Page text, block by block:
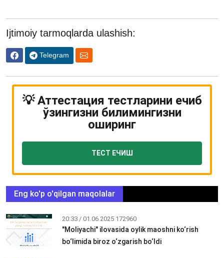
Ijtimoiy tarmoqlarda ulashish:
Telegram
💡 Аттестация тестларини ечиб
ўзингизни билимингизни
оширинг
ТЕСТ ЕЧИШ
Eng ko'p o'qilgan maqolalar
20:33 / 01.06.2025 172960
"Moliyachi" ilovasida oylik maoshni ko‘rish
bo‘limida biroz o‘zgarish bo‘ldi